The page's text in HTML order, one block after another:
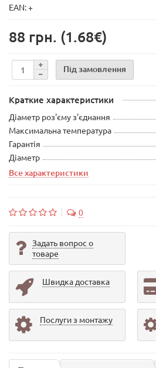
EAN: +
88 грн. (1.68€)
Під замовлення
Краткие характеристики
Діаметр роз'єму з'єднання
Максимальна температура
Гарантія
Діаметр
Все характеристики
0
Задать вопрос о
товаре
Швидка доставка
Послуги з монтажу